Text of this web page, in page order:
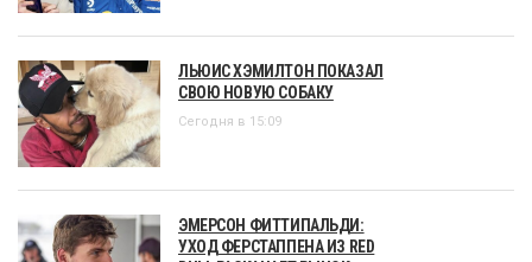
ЛЬЮИС ХЭМИЛТОН ПОКАЗАЛ
СВОЮ НОВУЮ СОБАКУ
Сегодня в 15:09
ЭМЕРСОН ФИТТИПАЛЬДИ:
УХОД ФЕРСТАППЕНА ИЗ RED